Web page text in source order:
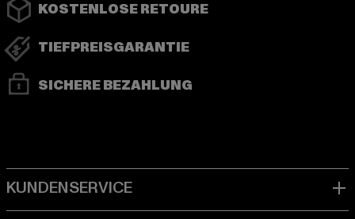
KOSTENLOSE RETOURE
TIEFPREISGARANTIE
SICHERE BEZAHLUNG